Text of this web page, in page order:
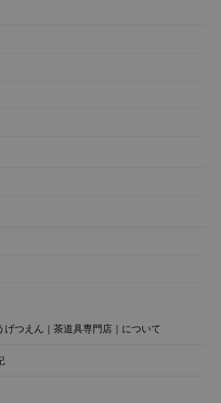
げつえん｜茶道具専門店｜について